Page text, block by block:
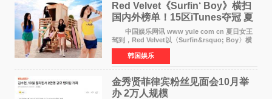
Red Velvet《Surfin‘ Boy》横扫
国内外榜单！15区iTunes夺冠 夏
日女王强势回归
中国娱乐网讯 www yule com cn 夏日女王
驾到，Red Velvet以〈Surfin&rsquo; Boy〉横
扫国内外榜单，获得音乐粉丝的热烈反响。
Red Velvet于3日发行了夏日迷你专辑《Velvet
Summer》，
韩国娱乐
金秀贤菲律宾粉丝见面会10月举
办 2万人规模